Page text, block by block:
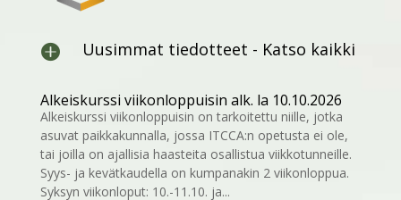
 Uusimmat tiedotteet - Katso kaikki
Alkeiskurssi viikonloppuisin alk. la 10.10.2026
Alkeiskurssi viikonloppuisin on tarkoitettu niille, jotka
asuvat paikkakunnalla, jossa ITCCA:n opetusta ei ole,
tai joilla on ajallisia haasteita osallistua viikkotunneille.
Syys- ja kevätkaudella on kumpanakin 2 viikonloppua.
Syksyn viikonloput: 10.-11.10. ja...